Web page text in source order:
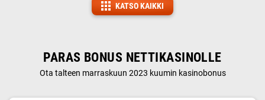
KATSO KAIKKI
PARAS BONUS NETTIKASINOLLE
Ota talteen marraskuun 2023 kuumin kasinobonus